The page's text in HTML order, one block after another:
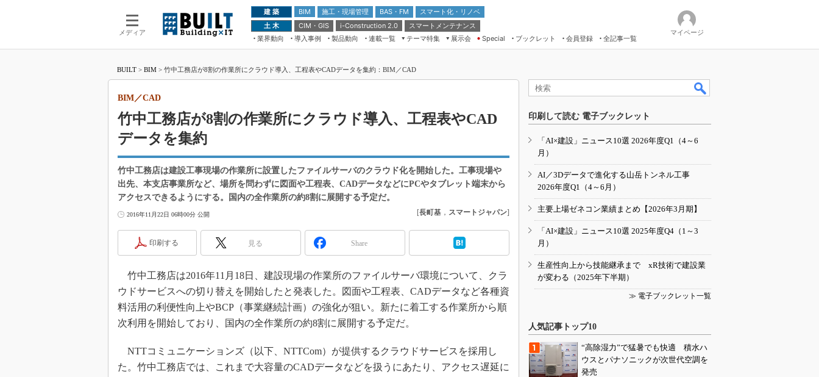
メディア
建 築 BIM 施工・現場管理 BAS・FM
スマート化・リノベ
土 木
CIM・GIS i-Construction 2.0
スマートメンテナンス
業界動向
導入事例 製品動向 連載一覧
テーマ特集
ドローンがもたらす建設業界の“ゲー
ムチェンジ” Ver.2.0
“Society5.0”時代のスマートビル
展示会
第8回 国際 建設・測量展
築・土木・不動産の先端技術展－
メンテナンス・レジリエンスOSAKA
日本 ものづくりワールド 2020
メンテナンス・レジリエンスTOKYO
IGAS2018
Special ブックレット 会員登録 全記事一覧
マイページ
BUILT > BIM > 竹中工務店が8割の作業所にクラウド導入、工程表やCADデータを集約：BIM／CAD
竹中工務店が8割の作業所にクラウド導入、工程表やCAD
データを集約
BIM／CAD
竹中工務店は建設工事現場の作業所に設置したファイルサーバのクラウド化を開始した。工事現場や
出先、本支店事業所など、場所を問わずに図面や工程表、CADデータなどにPCやタブレット端末から
アクセスできるようにする。国内の全作業所の約8割に展開する予定だ。
2016年11月22日 06時00分 公開 [長町基 ， スマートジャパン]
印刷する 見る Share
竹中工務店は2016年11月18日、建設現場の作業所のファイルサーバ環境について、クラ
ウドサービスへの切り替えを開始したと発表した。図面や工程表、CADデータなど各種資
料活用の利便性向上やBCP（事業継続計画）の強化が狙い。新たに着工する作業所から順
次利用を開始しており、国内の全作業所の約8割に展開する予定だ。
NTTコミュニケーションズ（以下、NTTCom）が提供するクラウドサービスを採用し
た。竹中工務店では、これまで大容量のCADデータなどを扱うにあたり、アクセス遅延に
印刷して読む 電子ブックレット
「AI×建設」ニュース10選 2026年度Q1（4～6
月）
AI／3Dデータで進化する山岳トンネル工事
2026年度Q1（4～6月）
主要上場ゼネコン業績まとめ【2026年3月期】
「AI×建設」ニュース10選 2025年度Q4（1～3
月）
生産性向上から技能継承まで xR技術で建設業
が変わる（2025年下半期）
≫ 電子ブックレット一覧
人気記事トップ10
“高除湿力”で猛暑でも快適 積水ハ
ウスとパナソニックが次世代空調を
発売